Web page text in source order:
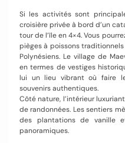
Si les activités sont
croisière privée à bord d’un
tour de l’île en 4×4. Vous
pièges à poissons
Polynésiens. Le village de
en termes de vestiges
lui un lieu vibrant où faire
souvenirs authentiques.
Côté nature, l’intérieur
de randonnées. Les sentiers
des plantations de vanille
panoramiques.